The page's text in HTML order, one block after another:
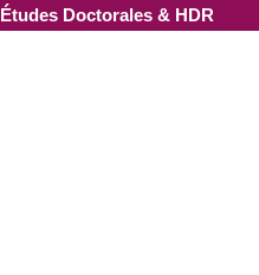
Études Doctorales & HDR